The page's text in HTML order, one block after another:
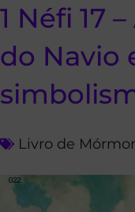
1 Néfi 17
do Navio
Livro de